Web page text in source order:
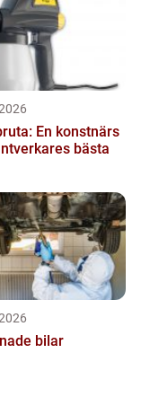
En konstnärs
bästa
bilar